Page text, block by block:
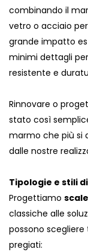
combinando il
vetro o acciaio
grande impatto
minimi dettagli
resistente e
Rinnovare o
stato così
marmo che più si
dalle nostre
Tipologie e stili
Progettiamo
classiche alle
possono
pregiati: